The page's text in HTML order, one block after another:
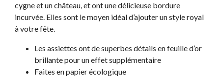
cygne et un château, et ont une délicieuse bordure
incurvée. Elles sont le moyen idéal d’ajouter un style royal
à votre fête.
Les assiettes ont de superbes détails en feuille d’or
brillante pour un effet supplémentaire
Faites en papier écologique